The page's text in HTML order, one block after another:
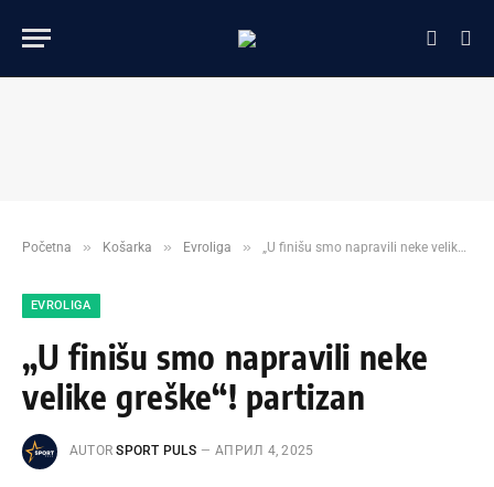
Početna » Košarka » Evroliga » „U finišu smo napravili neke velike greške“! partizan
EVROLIGA
„U finišu smo napravili neke
velike greške“! partizan
AUTOR SPORT PULS АПРИЛ 4, 2025